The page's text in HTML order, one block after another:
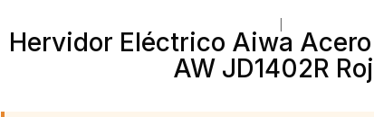
Hervidor Eléctrico Aiwa Acero
AW JD1402R